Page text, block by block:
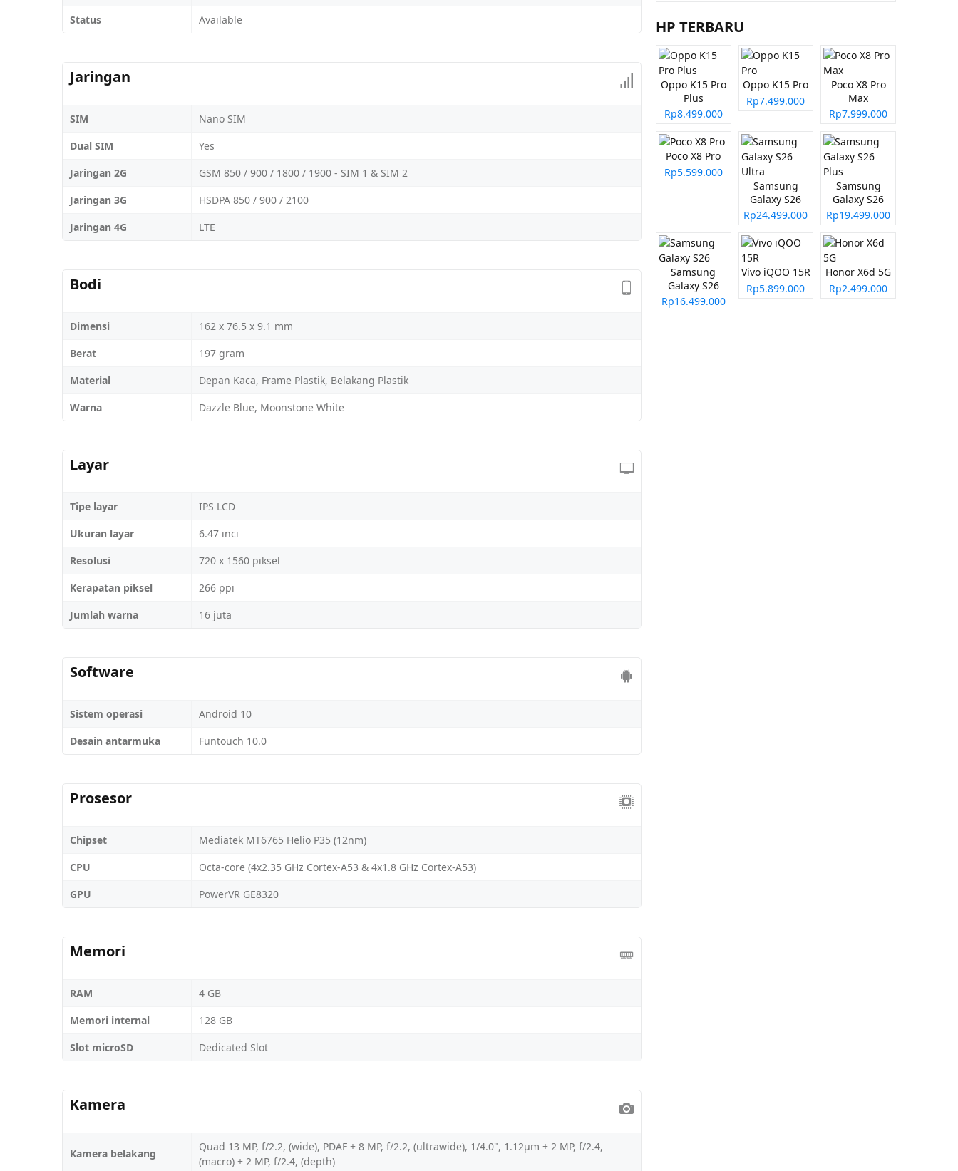
Status
Available
Jaringan
SIM
Nano SIM
Dual SIM
Yes
Jaringan 2G
GSM 850 / 900 / 1800 / 1900 - SIM 1 & SIM 2
Jaringan 3G
HSDPA 850 / 900 / 2100
Jaringan 4G
LTE
Bodi
Dimensi
162 x 76.5 x 9.1 mm
Berat
197 gram
Material
Depan Kaca, Frame Plastik, Belakang Plastik
Warna
Dazzle Blue, Moonstone White
Layar
Tipe layar
IPS LCD
Ukuran layar
6.47 inci
Resolusi
720 x 1560 piksel
Kerapatan piksel
266 ppi
Jumlah warna
16 juta
Software
Sistem operasi
Android 10
Desain antarmuka
Funtouch 10.0
Prosesor
Chipset
Mediatek MT6765 Helio P35 (12nm)
CPU
Octa-core (4x2.35 GHz Cortex-A53 & 4x1.8 GHz Cortex-A53)
GPU
PowerVR GE8320
Memori
RAM
4 GB
Memori internal
128 GB
Slot microSD
Dedicated Slot
Kamera
Kamera belakang
Quad 13 MP, f/2.2, (wide), PDAF + 8 MP, f/2.2, (ultrawide), 1/4.0", 1.12µm + 2 MP, f/2.4,
(macro) + 2 MP, f/2.4, (depth)
HP TERBARU
Oppo K15 Pro
Plus
Rp8.499.000
Oppo K15 Pro
Rp7.499.000
Poco X8 Pro
Max
Rp7.999.000
Poco X8 Pro
Rp5.599.000
Samsung
Galaxy S26
Ultra
Rp24.499.000
Samsung
Galaxy S26
Plus
Rp19.499.000
Samsung
Galaxy S26
Rp16.499.000
Vivo iQOO 15R
Rp5.899.000
Honor X6d 5G
Rp2.499.000